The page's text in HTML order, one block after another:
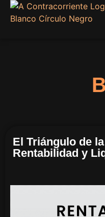
El Triángulo de
Rentabilidad y